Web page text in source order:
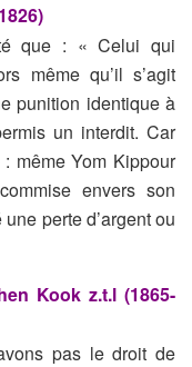
que : « Celui qui
même qu’il s’agit
punition identique à
un interdit. Car
même Yom Kippour
envers son
perte d’argent ou
Kook z.t.l (1865-
pas le droit de